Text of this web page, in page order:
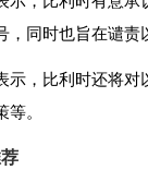
，同时也旨在谴责
比利时还将对以
。